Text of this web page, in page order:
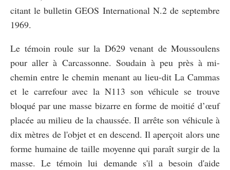
citant le bulletin GEOS International N.2 de septembre
1969.
Le témoin roule sur la D629 venant de Moussoulens
pour aller à Carcassonne. Soudain à peu près à mi-
chemin entre le chemin menant au lieu-dit La Cammas
et le carrefour avec la N113 son véhicule se trouve
bloqué par une masse bizarre en forme de moitié d’œuf
placée au milieu de la chaussée. Il arrête son véhicule à
dix mètres de l'objet et en descend. Il aperçoit alors une
forme humaine de taille moyenne qui paraît surgir de la
masse. Le témoin lui demande s'il a besoin d'aide